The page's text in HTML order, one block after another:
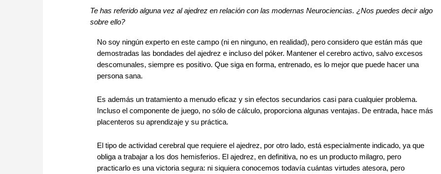
Te has referido alguna vez al ajedrez en relación con las modernas Neurociencias. ¿Nos puedes decir algo
sobre ello?
No soy ningún experto en este campo (ni en ninguno, en realidad), pero considero que están más que
demostradas las bondades del ajedrez e incluso del póker. Mantener el cerebro activo, salvo excesos
descomunales, siempre es positivo. Que siga en forma, entrenado, es lo mejor que puede hacer una
persona sana.
Es además un tratamiento a menudo eficaz y sin efectos secundarios casi para cualquier problema.
Incluso el componente de juego, no sólo de cálculo, proporciona algunas ventajas. De entrada, hace más
placenteros su aprendizaje y su práctica.
El tipo de actividad cerebral que requiere el ajedrez, por otro lado, está especialmente indicado, ya que
obliga a trabajar a los dos hemisferios. El ajedrez, en definitiva, no es un producto milagro, pero
practicarlo es una victoria segura: ni siquiera conocemos todavía cuántas virtudes atesora, pero